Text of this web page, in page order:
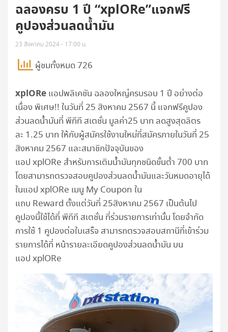
ฉลองครบ 1 ปี “xplORe”แจกฟรี
คูปองส่วนลดน้ำมัน
23 สิงหาคม 2024 - 17:00 น.
ผู้ชมทั้งหมด 726
xplORe แอปพลิเคชัน ฉลองใหญ่ครบรอบ 1 ปี อย่างต่อ
เนื่อง พิเศษ!! ในวันที่ 25 สิงหาคม 2567 นี้ แจกฟรีคูปอง
ส่วนลดน้ำมันที่ พีทีที สเตชั่น มูลค่า25 บาท ลดสูงสุดลิตร
ละ 1.25 บาท ให้กับผู้สมัครใช้งานใหม่ที่สมัครภายในวันที่ 25
สิงหาคม 2567 และสมาชิกปัจจุบันของ
แอป xplORe สำหรับการเติมน้ำมันทุกชนิดขั้นต่ำ 700 บาท
โดยสามารถตรวจสอบคูปองส่วนลดน้ำมันและวันหมดอายุได้
ในแอป xplORe เมนู My Coupon ใน
แถบ Reward ตั้งแต่วันที่ 25สิงหาคม 2567 เป็นต้นไป
คูปองนี้ใช้ได้ที่ พีทีที สเตชั่น ที่ร่วมรายการเท่านั้น โดยจำกัด
การใช้ 1 คูปองต่อใบเสร็จ สามารถตรวจสอบสถานีที่เข้าร่วม
รายการได้ที่ หน้ารายละเอียดคูปองส่วนลดน้ำมัน บน
แอป xplORe